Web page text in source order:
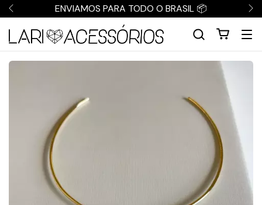
ENVIAMOS PARA TODO O BRASIL 📦